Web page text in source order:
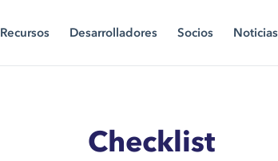
Recursos Desarrolladores Socios Noticias
Checklist